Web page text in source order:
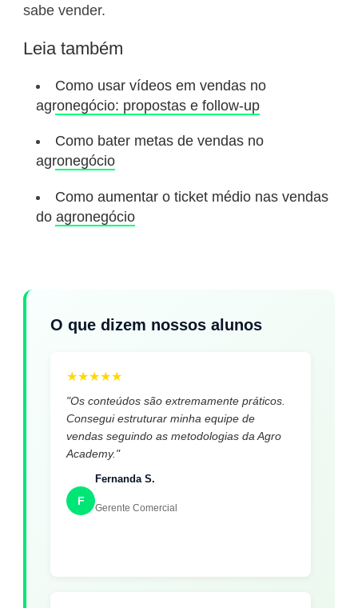
sabe vender.
Leia também
Como usar vídeos em vendas no
agronegócio: propostas e follow-up
Como bater metas de vendas no
agronegócio
Como aumentar o ticket médio nas vendas
do agronegócio
O que dizem nossos alunos
★★★★★
"Os conteúdos são extremamente práticos.
Consegui estruturar minha equipe de
vendas seguindo as metodologias da Agro
Academy."
F
Fernanda S.
Gerente Comercial